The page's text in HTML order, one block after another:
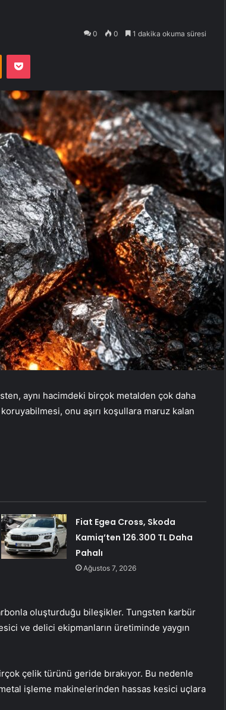
0 0 1 dakika okuma süresi
Odnoklassniki
Pocket
aynı hacimdeki birçok metalden çok daha
onu aşırı koşullara maruz kalan
Fiat Egea Cross, Skoda
Kamiq’ten 126.300 TL Daha
Pahalı
Ağustos 7, 2026
oluşturduğu bileşikler. Tungsten karbür
ve delici ekipmanların üretiminde yaygın
çelik türünü geride bırakıyor. Bu nedenle
işleme makinelerinden hassas kesici uçlara